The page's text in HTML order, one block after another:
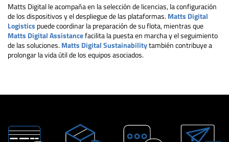
Matts Digital le acompaña en la selección de licencias, la configuración
de los dispositivos y el despliegue de las plataformas.Matts Digital
Logistics puede coordinar la preparación de su flota, mientras que
Matts Digital Assistancefacilita la puesta en marcha y el seguimiento
de las soluciones.Matts Digital Sustainabilitytambién contribuye a
prolongar la vida útil de los equipos asociados.